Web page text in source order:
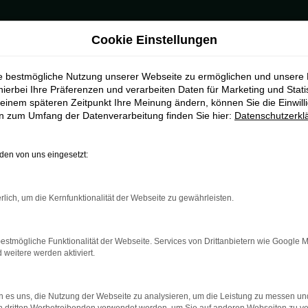
bestimmter Seiten verhindern. Funktioniert die Seite in
beheben.
auf dem neuesten Stand sind.
kann auch dazu führen, dass bestimmte Funktionen
Cookie Einstellungen
bestmögliche Nutzung unserer Webseite zu ermöglichen und unsere
Ihre Präferenzen und verarbeiten Daten für Marketing und
späteren Zeitpunkt Ihre Meinung ändern, können Sie die
zum Umfang der Datenverarbeitung finden Sie hier:
von uns eingesetzt:
um die Kernfunktionalität der Webseite zu gewährleisten.
Funktionalität der Webseite. Services von Drittanbietern wie Google
weitere werden aktiviert.
es uns, die Nutzung der Webseite zu analysieren, um die Leistung zu messen